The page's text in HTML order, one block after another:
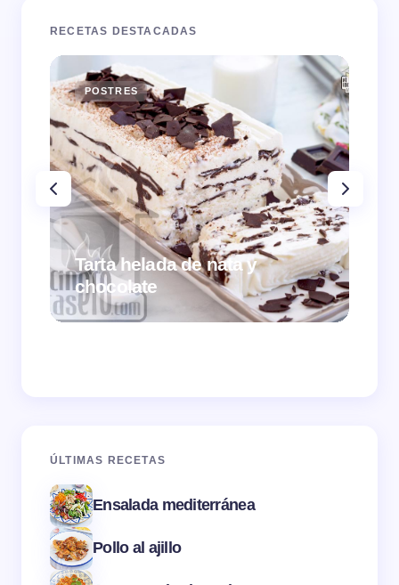
RECETAS DESTACADAS
POSTRES
Tarta helada de nata y
chocolate
ÚLTIMAS RECETAS
Ensalada mediterránea
Pollo al ajillo